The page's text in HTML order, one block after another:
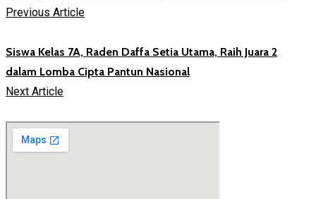
Previous Article
Siswa Kelas 7A, Raden Daffa Setia Utama, Raih Juara 2
dalam Lomba Cipta Pantun Nasional
Next Article